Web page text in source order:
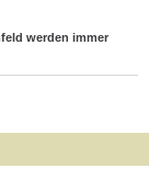
werden immer